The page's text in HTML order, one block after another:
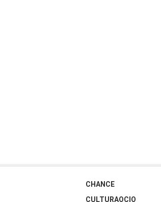
CHANCE
CULTURAOCIO